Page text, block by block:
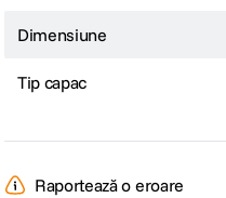
Dimensiune
Tip capac
Raportează o eroare